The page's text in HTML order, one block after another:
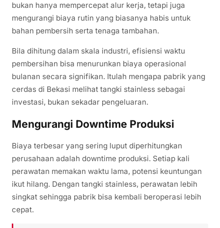
bukan hanya mempercepat alur kerja, tetapi juga
mengurangi biaya rutin yang biasanya habis untuk
bahan pembersih serta tenaga tambahan.
Bila dihitung dalam skala industri, efisiensi waktu
pembersihan bisa menurunkan biaya operasional
bulanan secara signifikan. Itulah mengapa pabrik yang
cerdas di Bekasi melihat tangki stainless sebagai
investasi, bukan sekadar pengeluaran.
Mengurangi Downtime Produksi
Biaya terbesar yang sering luput diperhitungkan
perusahaan adalah downtime produksi. Setiap kali
perawatan memakan waktu lama, potensi keuntungan
ikut hilang. Dengan tangki stainless, perawatan lebih
singkat sehingga pabrik bisa kembali beroperasi lebih
cepat.